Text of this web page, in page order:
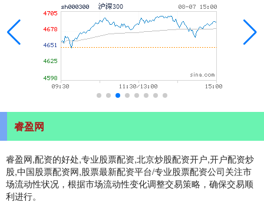
睿盈网
睿盈网,配资的好处,专业股票配资,北京炒股配资开户,开户配资炒
股,中国股票配资网,股票最新配资平台/专业股票配资公司关注市
场流动性状况，根据市场流动性变化调整交易策略，确保交易顺
利进行。